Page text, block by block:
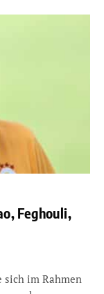
Feghouli,
im Rahmen